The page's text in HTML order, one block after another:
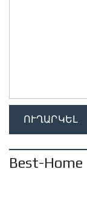
Best-Home